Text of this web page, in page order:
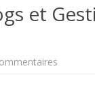
et